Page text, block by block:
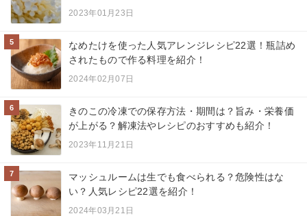
2023年01月23日
5
なめたけを使った人気アレンジレシピ22選！瓶詰め
されたもので作る料理を紹介！
2024年02月07日
6
きのこの冷凍での保存方法・期間は？旨み・栄養価
が上がる？解凍法やレシピのおすすめも紹介！
2023年11月21日
7
マッシュルームは生でも食べられる？危険性はな
い？人気レシピ22選を紹介！
2024年03月21日